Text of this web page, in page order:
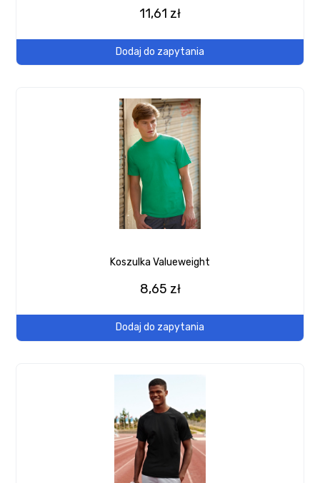
11,61 zł
Dodaj do zapytania
Koszulka Valueweight
8,65 zł
Dodaj do zapytania